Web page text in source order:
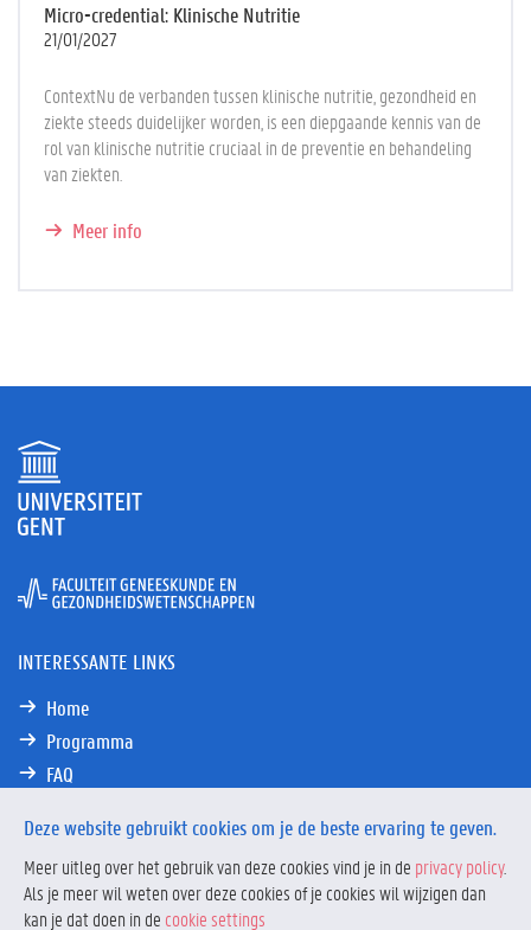
Micro-credential: Klinische Nutritie
21/01/2027
ContextNu de verbanden tussen klinische nutritie, gezondheid en
ziekte steeds duidelijker worden, is een diepgaande kennis van de
rol van klinische nutritie cruciaal in de preventie en behandeling
van ziekten.
Meer info
INTERESSANTE LINKS
Home
Programma
FAQ
Deze website gebruikt cookies om je de beste ervaring te geven.
Meer uitleg over het gebruik van deze cookies vind je in de privacy policy.
Als je meer wil weten over deze cookies of je cookies wil wijzigen dan
kan je dat doen in de cookie settings